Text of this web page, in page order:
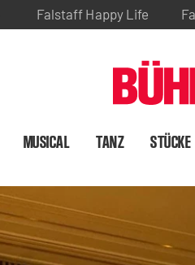
Falstaff Happy Life
MUSICAL TANZ STÜCKE